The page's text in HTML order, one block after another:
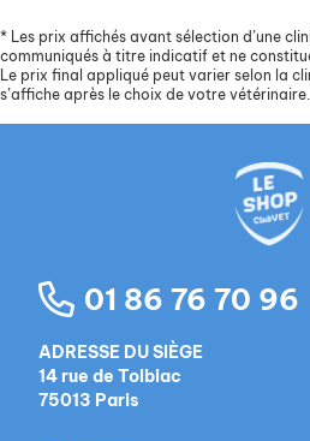
* Les prix affichés avant sélection d’une
communiqués à titre indicatif et ne
Le prix final appliqué peut varier selon la
s’affiche après le choix de votre vétérinaire.
01 86 76 70 96
ADRESSE DU SIÈGE
14 rue de Tolbiac
75013 Paris